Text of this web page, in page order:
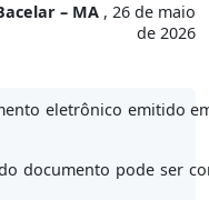
– MA , 26 de maio
de 2026
eletrônico emitido
documento pode ser